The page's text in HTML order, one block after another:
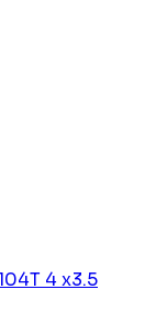
4 x3.5